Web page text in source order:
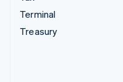
Terminal
Treasury